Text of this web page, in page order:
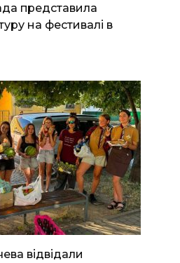
представила
на фестивалі в
відвідали